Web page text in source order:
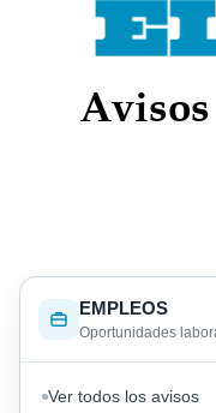
EMPLEOS
Oportunidades
Ver todos los avisos